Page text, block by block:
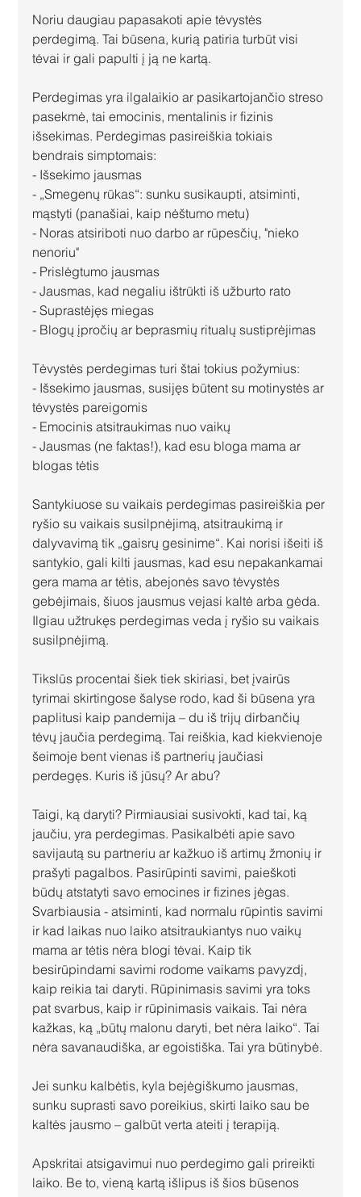
Noriu daugiau papasakoti apie tėvystės
perdegimą. Tai būsena, kurią patiria turbūt visi
tėvai ir gali papulti į ją ne kartą.
Perdegimas yra ilgalaikio ar pasikartojančio streso
pasekmė, tai emocinis, mentalinis ir fizinis
išsekimas. Perdegimas pasireiškia tokiais
bendrais simptomais:
- Išsekimo jausmas
- „Smegenų rūkas“: sunku susikaupti, atsiminti,
mąstyti (panašiai, kaip nėštumo metu)
- Noras atsiriboti nuo darbo ar rūpesčių, "nieko
nenoriu"
- Prislėgtumo jausmas
- Jausmas, kad negaliu ištrūkti iš užburto rato
- Suprastėjęs miegas
- Blogų įpročių ar beprasmių ritualų sustiprėjimas
Tėvystės perdegimas turi štai tokius požymius:
- Išsekimo jausmas, susijęs būtent su motinystės ar
tėvystės pareigomis
- Emocinis atsitraukimas nuo vaikų
- Jausmas (ne faktas!), kad esu bloga mama ar
blogas tėtis
Santykiuose su vaikais perdegimas pasireiškia per
ryšio su vaikais susilpnėjimą, atsitraukimą ir
dalyvavimą tik „gaisrų gesinime“. Kai norisi išeiti iš
santykio, gali kilti jausmas, kad esu nepakankamai
gera mama ar tėtis, abejonės savo tėvystės
gebėjimais, šiuos jausmus vejasi kaltė arba gėda.
Ilgiau užtrukęs perdegimas veda į ryšio su vaikais
susilpnėjimą.
Tikslūs procentai šiek tiek skiriasi, bet įvairūs
tyrimai skirtingose šalyse rodo, kad ši būsena yra
paplitusi kaip pandemija – du iš trijų dirbančių
tėvų jaučia perdegimą. Tai reiškia, kad kiekvienoje
šeimoje bent vienas iš partnerių jaučiasi
perdegęs. Kuris iš jūsų? Ar abu?
Taigi, ką daryti? Pirmiausiai susivokti, kad tai, ką
jaučiu, yra perdegimas. Pasikalbėti apie savo
savijautą su partneriu ar kažkuo iš artimų žmonių ir
prašyti pagalbos. Pasirūpinti savimi, paieškoti
būdų atstatyti savo emocines ir fizines jėgas.
Svarbiausia - atsiminti, kad normalu rūpintis savimi
ir kad laikas nuo laiko atsitraukiantys nuo vaikų
mama ar tėtis nėra blogi tėvai. Kaip tik
besirūpindami savimi rodome vaikams pavyzdį,
kaip reikia tai daryti. Rūpinimasis savimi yra toks
pat svarbus, kaip ir rūpinimasis vaikais. Tai nėra
kažkas, ką „būtų malonu daryti, bet nėra laiko“. Tai
nėra savanaudiška, ar egoistiška. Tai yra būtinybė.
Jei sunku kalbėtis, kyla bejėgiškumo jausmas,
sunku suprasti savo poreikius, skirti laiko sau be
kaltės jausmo – galbūt verta ateiti į terapiją.
Apskritai atsigavimui nuo perdegimo gali prireikti
laiko. Be to, vieną kartą išlipus iš šios būsenos